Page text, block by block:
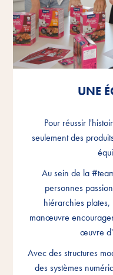
UNE
Pour réussir
seulement des
Au sein de la
personnes
hiérarchies
manœuvre
œuvre
Avec des structures
des systèmes
UNE
Pour réussir
seulement des
Au sein de la
personnes
hiérarchies
manœuvre
œuvre
Avec des structures
des systèmes
UNE
Pour réussir
seulement des
Au sein de la
personnes
hiérarchies
manœuvre
œuvre
Avec des structures
des systèmes